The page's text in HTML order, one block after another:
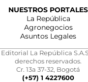
NUESTROS PORTALES
La República
Agronegocios
Asuntos Legales
La República
derechos reservados.
Cr. 13a 37-32, Bogotá
(+57) 1 4227600